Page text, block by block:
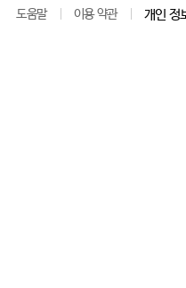
도움말 이용 약관 개인 정